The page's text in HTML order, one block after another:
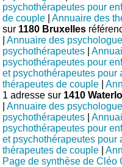
psychothérapeutes pour
de couple |Annuaire des
sur 1180 Bruxelles
|Annuaire des
psychothérapeutes |
psychothérapeutes pour
et psychothérapeutes pour
thérapeutes de couple |
1 adresse sur 1410
|Annuaire des
psychothérapeutes |
psychothérapeutes pour
et psychothérapeutes pour
thérapeutes de couple |
Page de synthèse de Cléo